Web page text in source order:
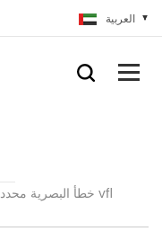
العربية
خطأ البصرية محدد vfl